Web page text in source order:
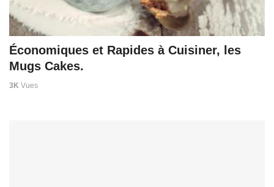
Économiques et Rapides à Cuisiner, les
Mugs Cakes.
3K Vues